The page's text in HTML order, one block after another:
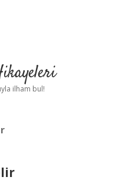
ilham bul!